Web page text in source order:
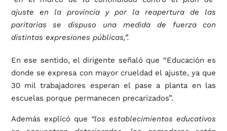
ajuste en la provincia y por la reapertura de las
paritarias se dispuso una medida de fuerza con
distintas expresiones públicas,”.
En ese sentido, el dirigente señaló que “Educación es
donde se expresa con mayor crueldad el ajuste, ya que
30 mil trabajadores esperan el pase a planta en las
escuelas porque permanecen precarizados”.
Además explicó que “los establecimientos educativos